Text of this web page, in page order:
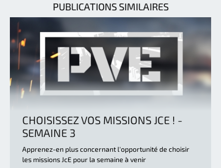
PUBLICATIONS SIMILAIRES
CHOISISSEZ VOS MISSIONS JCE ! -
SEMAINE 3
Apprenez-en plus concernant l'opportunité de choisir
les missions JcE pour la semaine à venir